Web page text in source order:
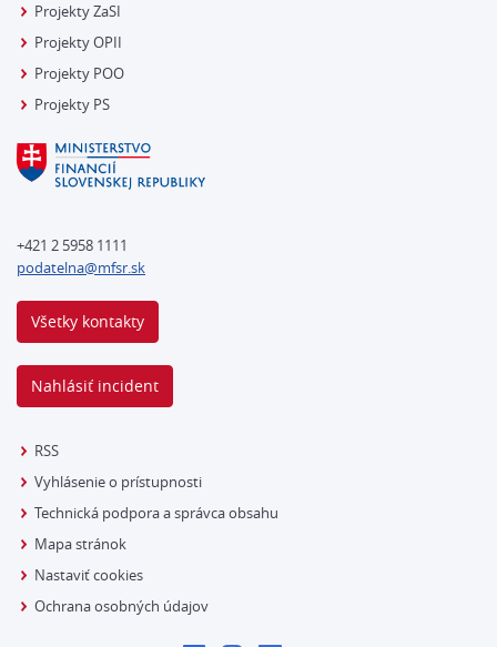
Projekty ZaSI
Projekty OPII
Projekty POO
Projekty PS
+421 2 5958 1111
podatelna@mfsr.sk
Všetky kontakty
Nahlásiť incident
RSS
Vyhlásenie o prístupnosti
Technická podpora a správca obsahu
Mapa stránok
Nastaviť cookies
Ochrana osobných údajov